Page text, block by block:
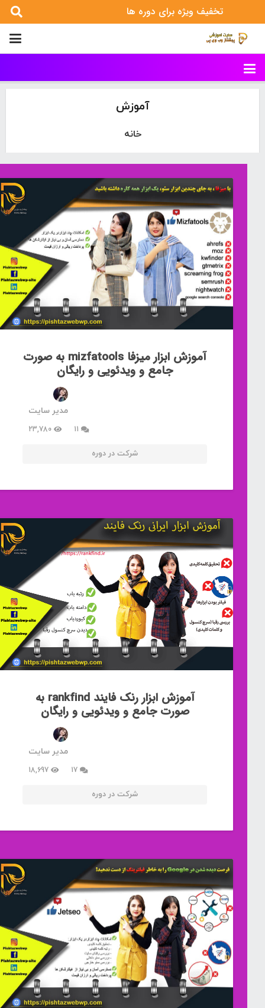
تخفیف ویژه برای دوره ها
آموزش
خانه
آموزش ابزار میزفا mizfatools به صورت
جامع و ویدئویی و رایگان
مدیر سایت
11 دیدگاه 23,780
شرکت در دوره
آموزش ابزار رنک فایند rankfind به
صورت جامع و ویدئویی و رایگان
مدیر سایت
17 دیدگاه 18,697
شرکت در دوره